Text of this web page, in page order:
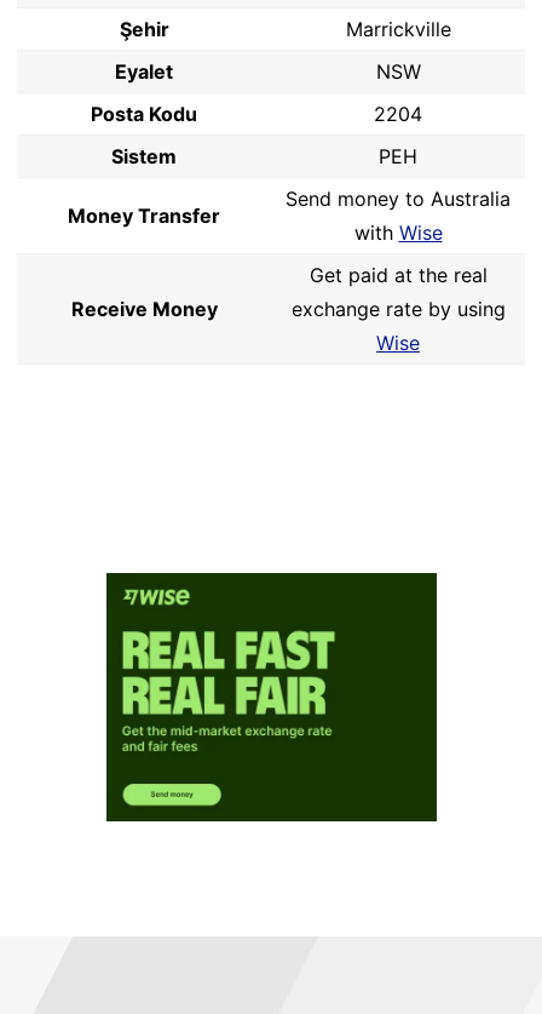
Şehir
Marrickville
Eyalet
NSW
Posta Kodu
2204
Sistem
PEH
Money Transfer
Send money to Australia
with Wise
Receive Money
Get paid at the real
exchange rate by using
Wise